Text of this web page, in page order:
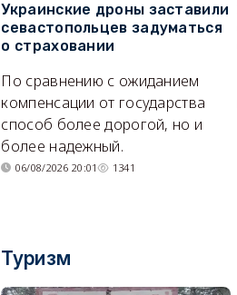
Украинские дроны заставили
севастопольцев задуматься
о страховании
По сравнению с ожиданием
компенсации от государства
способ более дорогой, но и
более надежный.
06/08/2026 20:01 1341
Туризм